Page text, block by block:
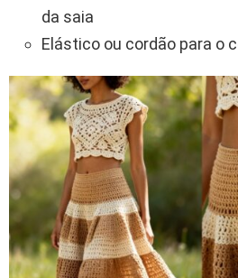
da saia
Elástico ou cordão para o